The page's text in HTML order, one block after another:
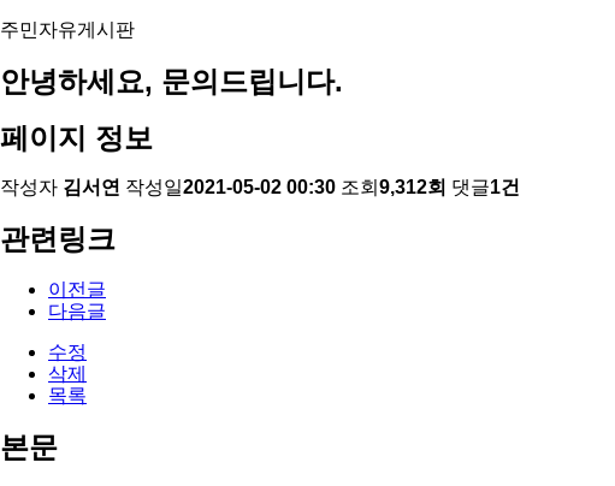
주민자유게시판
안녕하세요, 문의드립니다.
페이지 정보
작성자 김서연 작성일2021-05-02 00:30 조회 9,312회 댓글1건
관련링크
이전글
다음글
수정
삭제
목록
본문